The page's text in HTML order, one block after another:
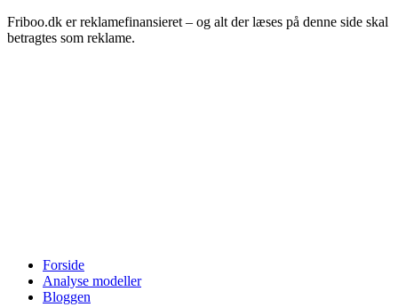
Friboo.dk er reklamefinansieret – og alt der læses på denne side skal
betragtes som reklame.
Forside
Analyse modeller
Bloggen